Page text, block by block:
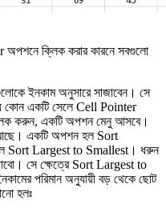
অপশনে ক্লিক করার কারনে সবগুলো
ইনকাম অনুসারে সাজাবেন। সে
কোন একটি সেলে Cell Pointer
করুন, একটি অপশন মেনু আসবে।
একটি অপশন হল Sort
Sort Largest to Smallest। ধরুন
সে ক্ষেত্রে Sort Largest to
পরিমান অনুযায়ী বড় থেকে ছোট
হলঃ